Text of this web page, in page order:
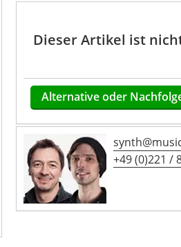
Dieser Artikel ist
Alternative oder
+49 (0)221 /